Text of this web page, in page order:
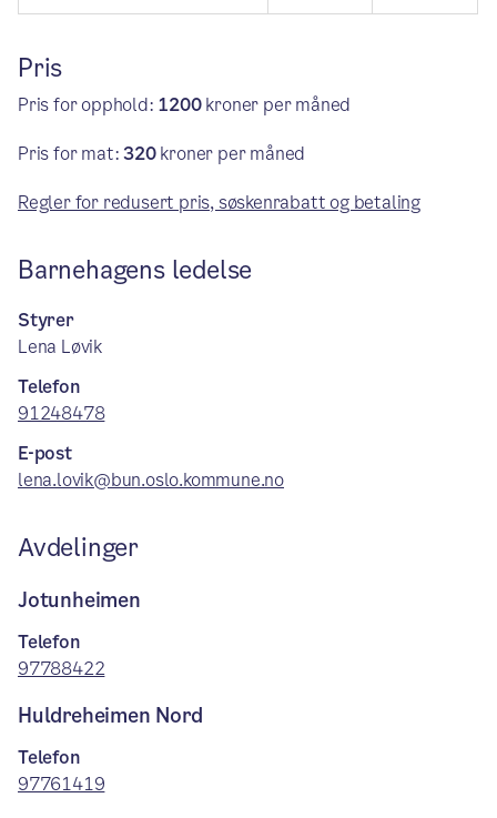
Pris
Pris for opphold: 1200kroner per måned
Pris for mat:320kroner per måned
Regler for redusert pris, søskenrabatt og betaling
Barnehagens ledelse
Styrer
Lena Løvik
Telefon
91248478
E-post
lena.lovik@bun.oslo.kommune.no
Avdelinger
Jotunheimen
Telefon
97788422
Huldreheimen Nord
Telefon
97761419